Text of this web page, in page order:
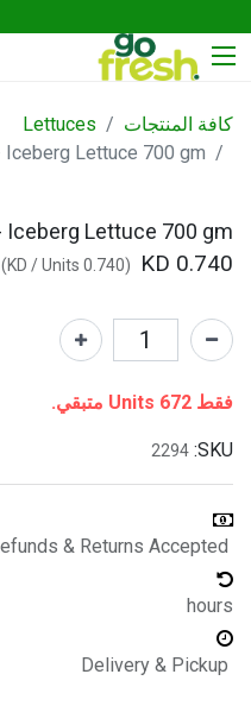
كافة المنتجات
Lettuces
Iceberg Lettuce 700 gm - خس مدور
Iceberg Lettuce 700 gm - خس مدور
0.740
(
0.740
/Units
)
فقط 672 Units متبقي.
SKU:
2294
hours